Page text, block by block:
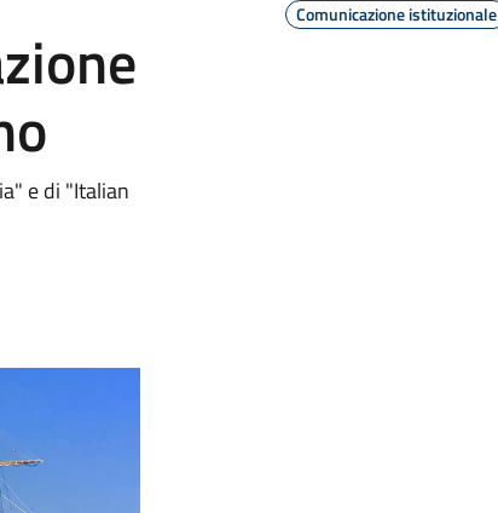
e di "Italian
Comunicazione istituzionale